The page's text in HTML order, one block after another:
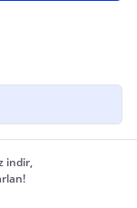
indir,